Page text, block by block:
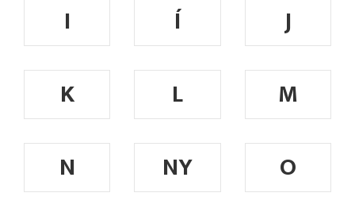
I
Í
J
K
L
M
N
NY
O